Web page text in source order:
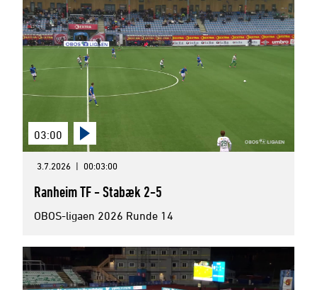
03:00
3.7.2026 | 00:03:00
Ranheim TF - Stabæk 2-5
OBOS-ligaen 2026 Runde 14